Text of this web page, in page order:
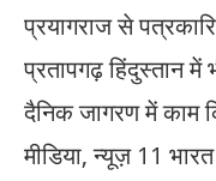
प्रयागराज से
प्रतापगढ़ हिंदुस्तान में
दैनिक जागरण में काम
मीडिया, न्यूज़ 11